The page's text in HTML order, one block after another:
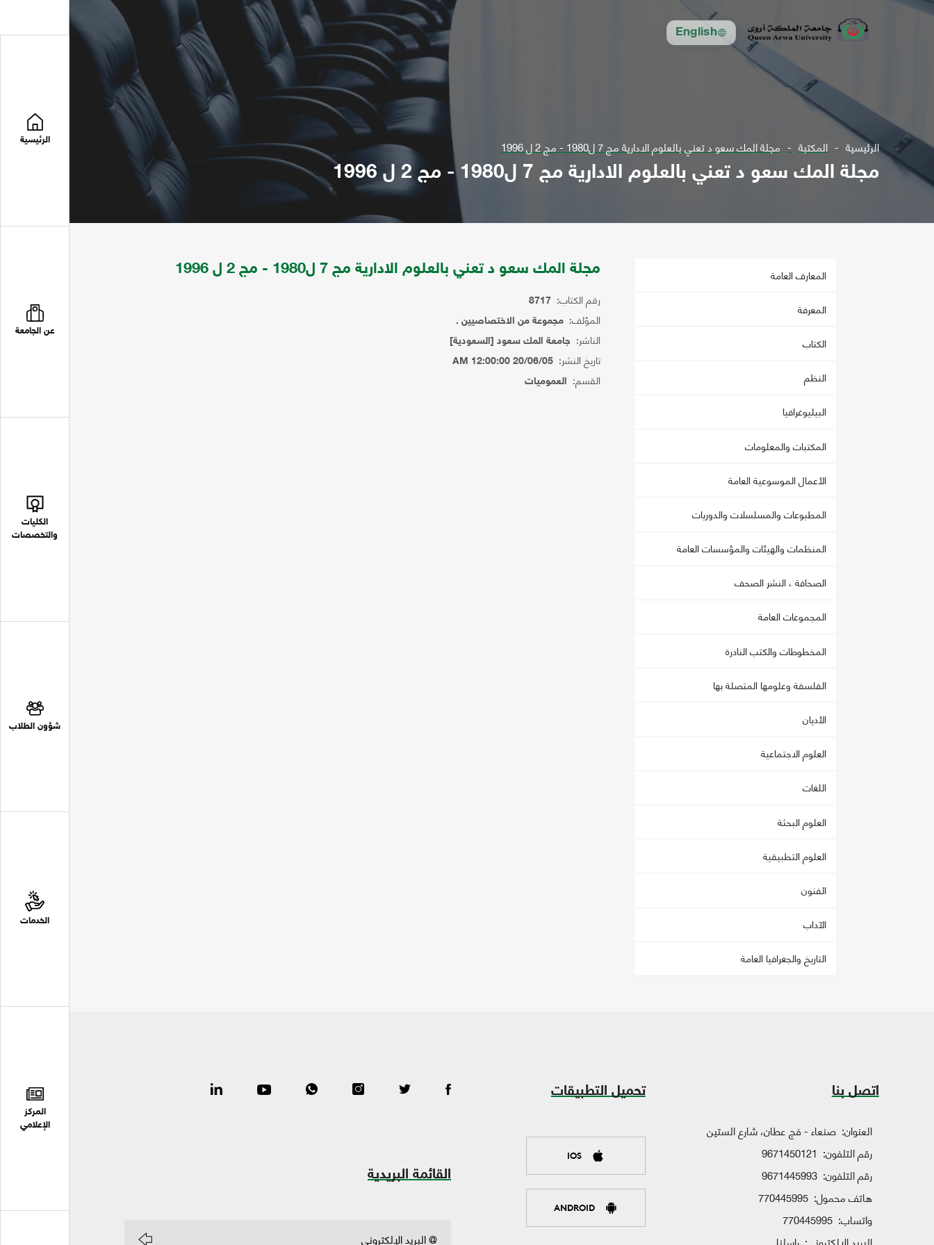
English
الرئيسية
عن الجامعة
الكليات
والتخصصات
شؤون الطلاب
الخدمات
المركز
الإعلامي
الرئيسية المكتبة مجلة المك سعو د تعني بالعلوم الادارية مج 7 ل1980 - مج 2 ل 1996
مجلة المك سعو د تعني بالعلوم الادارية مج 7 ل1980 - مج 2 ل 1996
المعارف العامة
المعرفة
الكتاب
النظم
البيليوغرافيا
المكتبات والمعلومات
الأعمال الموسوعية العامة
المطبوعات والمسلسلات والدوريات
المنظمات والهيئات والمؤسسات العامة
الصحافة ، النشر الصحف
المجموعات العامة
المخطوطات والكتب النادرة
الفلسفة وعلومها المتصلة بها
الأديان
العلوم الاجتماعية
اللغات
العلوم البحثة
العلوم التطبيقية
الفنون
الآداب
التاريخ والجغرافيا العامة
مجلة المك سعو د تعني بالعلوم الادارية مج 7 ل1980 - مج 2 ل 1996
رقم الكتاب: 8717
المؤلف: مجموعة من الاختصاصيين .
الناشر: جامعة المك سعود [السعودية]
تاريخ النشر: 20/06/05 12:00:00 AM
القسم: العموميات
اتصل بنا
العنوان: صنعاء - فج عطان، شارع الستين
رقم التلفون: 9671450121
رقم التلفون: 9671445993
هاتف محمول: 770445995
واتساب: 770445995
تحميل التطبيقات
IOS
ANDROID
القائمة البريدية